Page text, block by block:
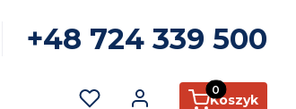
+48 724 339 500
Produkty w
Koszyk